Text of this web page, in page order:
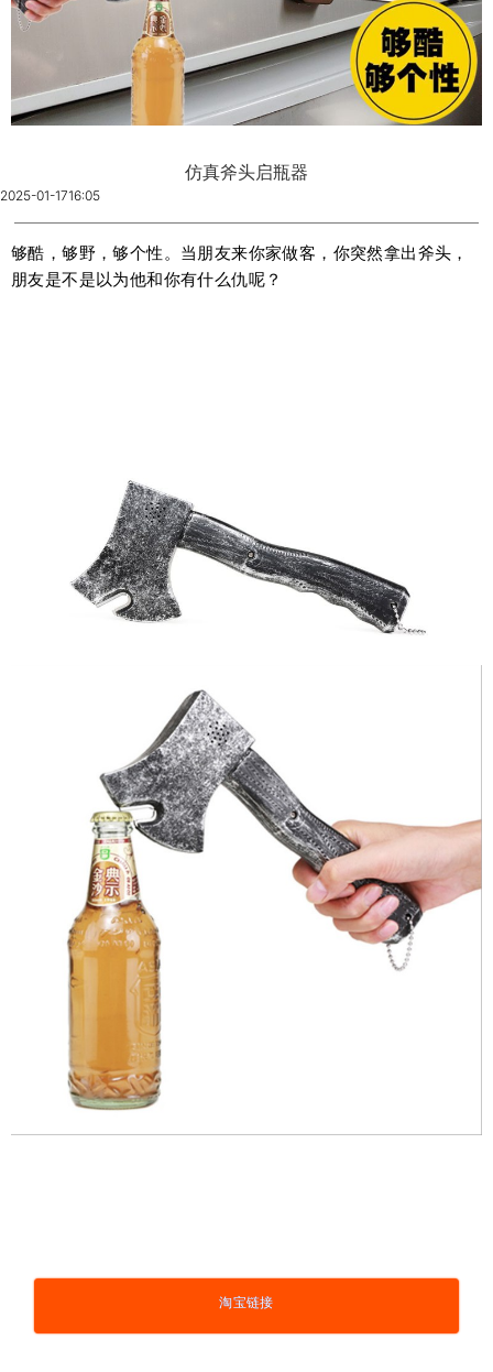
仿真斧头启瓶器
2025-01-1716:05
够酷，够野，够个性。当朋友来你家做客，你突然拿出斧头，
朋友是不是以为他和你有什么仇呢？
淘宝链接